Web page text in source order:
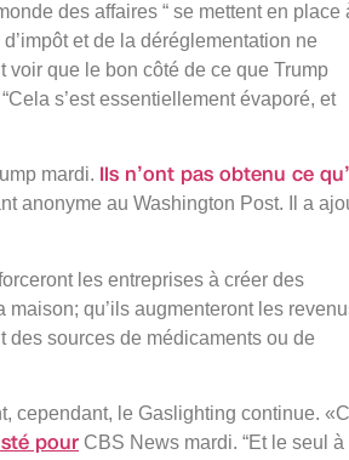
des affaires “ se mettent en place
et de la déréglementation ne
voir que le bon côté de ce que Trump
s’est essentiellement évaporé, et
mardi. Ils n’ont pas obtenu ce
anonyme au Washington Post. Il a
les entreprises à créer des
qu’ils augmenteront les
des sources de médicaments ou de
cependant, le Gaslighting continue.
pour CBS News mardi. “Et le seul à